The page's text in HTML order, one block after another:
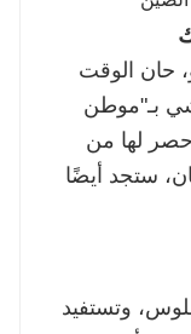
حان الوقت
بـ"موطن
حصر لها من
ستجد أيضًا
وتستفيد